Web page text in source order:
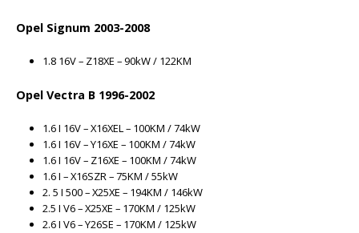
Opel Signum 2003-2008
1.8 16V – Z18XE – 90kW / 122KM
Opel Vectra B 1996-2002
1.6 I 16V – X16XEL – 100KM / 74kW
1.6 I 16V – Y16XE – 100KM / 74kW
1.6 I 16V – Z16XE – 100KM / 74kW
1.6 I – X16SZR – 75KM / 55kW
2. 5 I 500 – X25XE – 194KM / 146kW
2.5 I V6 – X25XE – 170KM / 125kW
2.6 I V6 – Y26SE – 170KM / 125kW